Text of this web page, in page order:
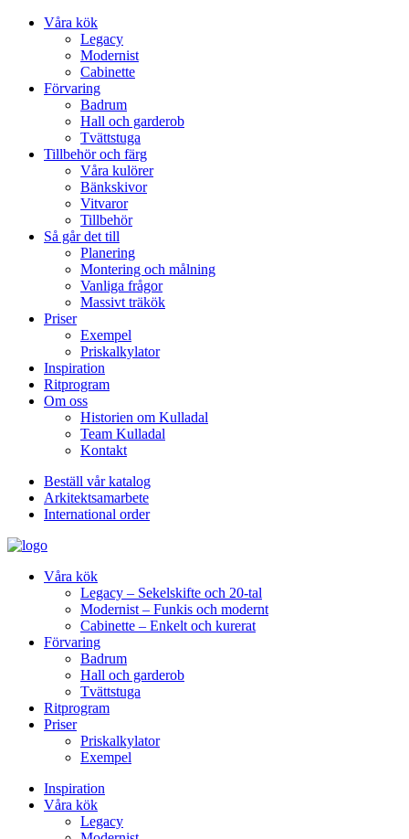
Våra kök
Legacy
Modernist
Cabinette
Förvaring
Badrum
Hall och garderob
Tvättstuga
Tillbehör och färg
Våra kulörer
Bänkskivor
Vitvaror
Tillbehör
Så går det till
Planering
Montering och målning
Vanliga frågor
Massivt träkök
Priser
Exempel
Priskalkylator
Inspiration
Ritprogram
Om oss
Historien om Kulladal
Team Kulladal
Kontakt
Beställ vår katalog
Arkitektsamarbete
International order
Våra kök
Legacy – Sekelskifte och 20-tal
Modernist – Funkis och modernt
Cabinette – Enkelt och kurerat
Förvaring
Badrum
Hall och garderob
Tvättstuga
Ritprogram
Priser
Priskalkylator
Exempel
Inspiration
Våra kök
Legacy